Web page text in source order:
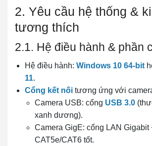
2. Yêu cầu hệ thống &
tương thích
2.1. Hệ điều hành & phần
Hệ điều hành: Windows 10 64-bit
11.
Cổng kết nối tương ứng với
Camera USB: cổng USB 3.0
xanh dương).
Camera GigE: cổng LAN Gigabit
CAT5e/CAT6 tốt.